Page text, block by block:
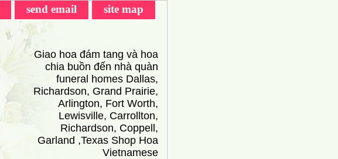
send email site map
Giao hoa đám tang và hoa
chia buồn đến nhà quàn
funeral homes Dallas,
Richardson, Grand Prairie,
Arlington, Fort Worth,
Lewisville, Carrollton,
Richardson, Coppell,
Garland ,Texas Shop Hoa
Vietnamese